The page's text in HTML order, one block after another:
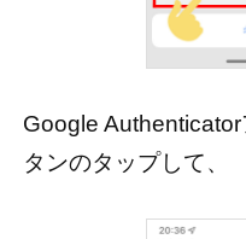
Google
タンのタップして、